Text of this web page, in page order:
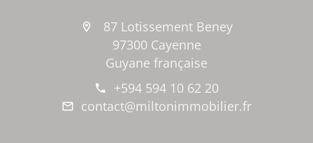
87 Lotissement Beney
97300 Cayenne
Guyane française
+594 594 10 62 20
contact@miltonimmobilier.fr